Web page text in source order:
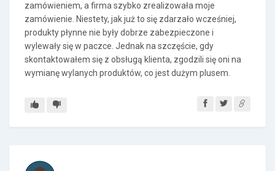
zamówieniem, a firma szybko zrealizowała moje
zamówienie. Niestety, jak już to się zdarzało wcześniej,
produkty płynne nie były dobrze zabezpieczone i
wylewały się w paczce. Jednak na szczęście, gdy
skontaktowałem się z obsługą klienta, zgodzili się oni na
wymianę wylanych produktów, co jest dużym plusem.